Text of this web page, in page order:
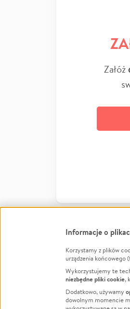
Załóż
FacebookTwitter
Informacje o
Korzystamy z plików
urządzenia końcowego
Wykorzystujemy te
niezbędne pliki cookie,
Dodatkowo, używamy
dowolnym momencie